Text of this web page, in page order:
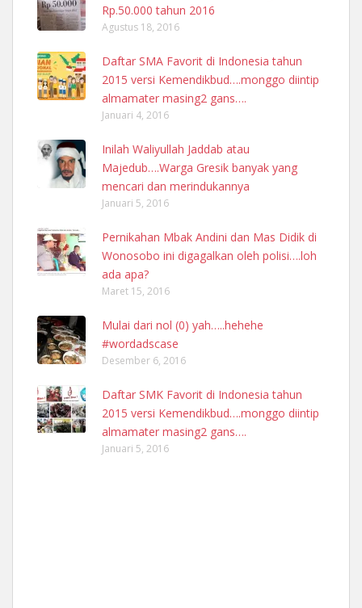
Rp.50.000 tahun 2016
Agustus 18, 2016
Daftar SMA Favorit di Indonesia tahun
2015 versi Kemendikbud….monggo diintip
almamater masing2 gans….
Januari 4, 2016
Inilah Waliyullah Jaddab atau
Majedub….Warga Gresik banyak yang
mencari dan merindukannya
Januari 5, 2016
Pernikahan Mbak Andini dan Mas Didik di
Wonosobo ini digagalkan oleh polisi….loh
ada apa?
Maret 15, 2016
Mulai dari nol (0) yah…..hehehe
#wordadscase
Desember 6, 2016
Daftar SMK Favorit di Indonesia tahun
2015 versi Kemendikbud….monggo diintip
almamater masing2 gans….
Januari 5, 2016